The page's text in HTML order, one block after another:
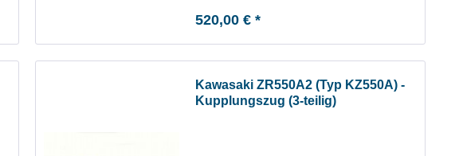
520,00 € *
Kawasaki ZR550A2 (Typ KZ550A) -
Kupplungszug (3-teilig)